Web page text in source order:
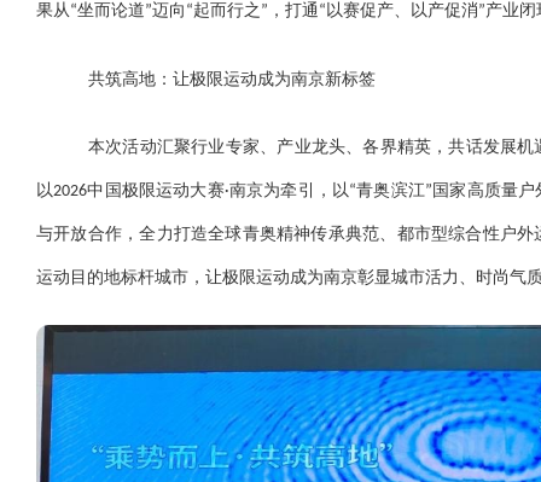
果从“坐而论道”迈向“起而行之”，打通“以赛促产、以产促消”产业
共筑高地：让极限运动成为南京新标签
本次活动汇聚行业专家、产业龙头、各界精英，共话发展
以2026中国极限运动大赛·南京为牵引，以“青奥滨江”国家高质量
与开放合作，全力打造全球青奥精神传承典范、都市型综合性户
运动目的地标杆城市，让极限运动成为南京彰显城市活力、时尚气